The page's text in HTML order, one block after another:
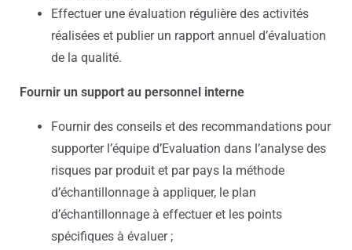
Effectuer une évaluation régulière des activités
réalisées et publier un rapport annuel d’évaluation
de la qualité.
Fournir un support au personnel interne
Fournir des conseils et des recommandations pour
supporter l’équipe d’Evaluation dans l’analyse des
risques par produit et par pays la méthode
d’échantillonnage à appliquer, le plan
d’échantillonnage à effectuer et les points
spécifiques à évaluer ;